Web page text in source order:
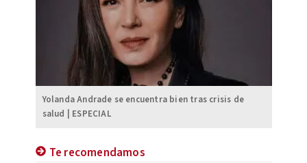
Yolanda Andrade se encuentra bien tras crisis de
salud | ESPECIAL
Te recomendamos